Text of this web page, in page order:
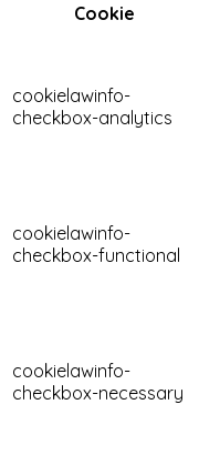
Cookie
cookielawinfo-
checkbox-analytics
cookielawinfo-
checkbox-functional
cookielawinfo-
checkbox-necessary